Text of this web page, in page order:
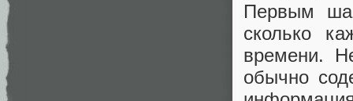
Первым
сколько
времени.
обычно